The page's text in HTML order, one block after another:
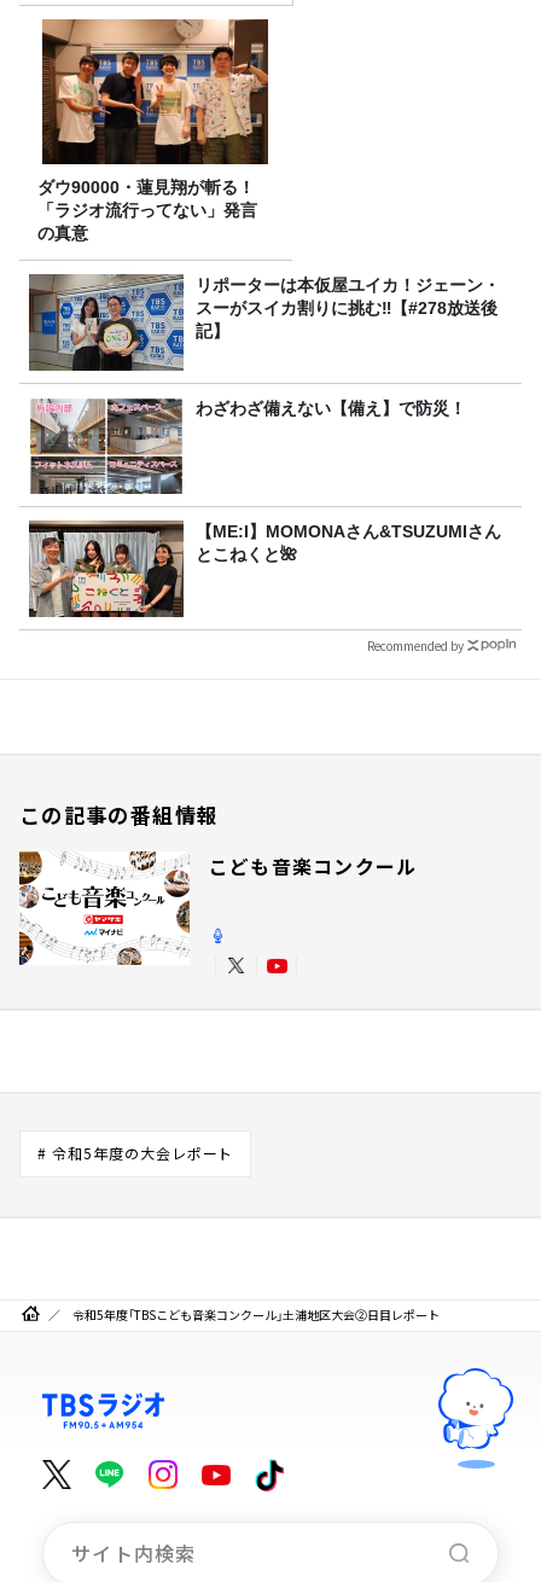
ダウ90000・蓮見翔が斬る！
「ラジオ流行ってない」発言
の真意
リポーターは本仮屋ユイカ！ジェーン・
スーがスイカ割りに挑む‼【#278放送後
記】
わざわざ備えない【備え】で防災！
【ME:I】MOMONAさん&TSUZUMIさん
とこねくと🌺
Recommended by
この記事の番組情報
こども音楽コンクール
# 令和5年度の大会レポート
令和5年度「TBSこども音楽コンクール」土浦地区大会②日目レポート